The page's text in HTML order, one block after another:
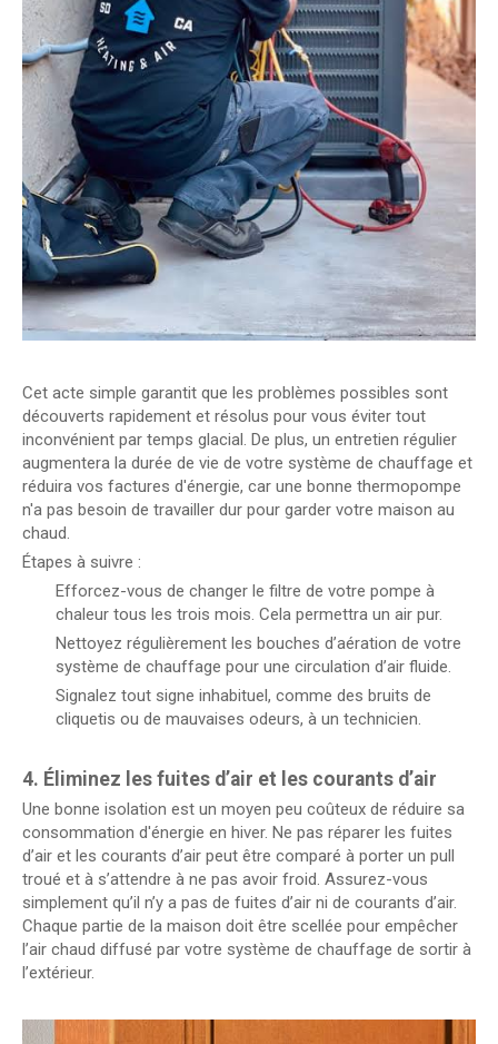
Cet acte simple garantit que les problèmes possibles sont
découverts rapidement et résolus pour vous éviter tout
inconvénient par temps glacial. De plus, un entretien régulier
augmentera la durée de vie de votre système de chauffage et
réduira vos factures d'énergie, car une bonne thermopompe
n'a pas besoin de travailler dur pour garder votre maison au
chaud.
Étapes à suivre :
Efforcez-vous de changer le filtre de votre pompe à
chaleur tous les trois mois. Cela permettra un air pur.
Nettoyez régulièrement les bouches d’aération de votre
système de chauffage pour une circulation d’air fluide.
Signalez tout signe inhabituel, comme des bruits de
cliquetis ou de mauvaises odeurs, à un technicien.
4. Éliminez les fuites d’air et les courants d’air
Une bonne isolation est un moyen peu coûteux de réduire sa
consommation d'énergie en hiver. Ne pas réparer les fuites
d’air et les courants d’air peut être comparé à porter un pull
troué et à s’attendre à ne pas avoir froid. Assurez-vous
simplement qu’il n’y a pas de fuites d’air ni de courants d’air.
Chaque partie de la maison doit être scellée pour empêcher
l’air chaud diffusé par votre système de chauffage de sortir à
l’extérieur.